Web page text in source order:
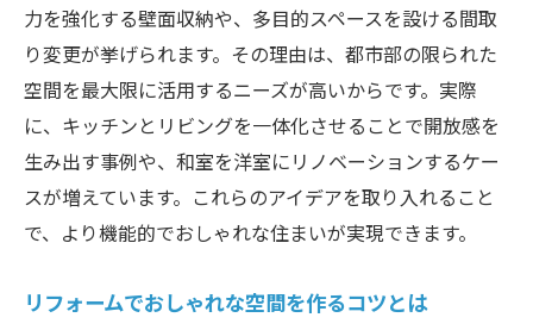
力を強化する壁面収納や、多目的スペースを設ける間取
り変更が挙げられます。その理由は、都市部の限られた
空間を最大限に活用するニーズが高いからです。実際
に、キッチンとリビングを一体化させることで開放感を
生み出す事例や、和室を洋室にリノベーションするケー
スが増えています。これらのアイデアを取り入れること
で、より機能的でおしゃれな住まいが実現できます。
リフォームでおしゃれな空間を作るコツとは